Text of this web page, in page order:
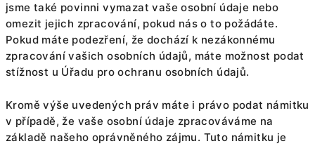
jsme také povinni vymazat vaše osobní údaje nebo
omezit jejich zpracování, pokud nás o to požádáte.
Pokud máte podezření, že dochází k nezákonnému
zpracování vašich osobních údajů, máte možnost podat
stížnost u Úřadu pro ochranu osobních údajů.
Kromě výše uvedených práv máte i právo podat námitku
v případě, že vaše osobní údaje zpracováváme na
základě našeho oprávněného zájmu. Tuto námitku je